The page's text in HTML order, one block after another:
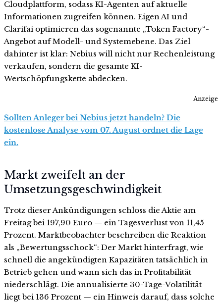
Cloudplattform, sodass KI-Agenten auf aktuelle
Informationen zugreifen können. Eigen AI und
Clarifai optimieren das sogenannte „Token Factory“-
Angebot auf Modell- und Systemebene. Das Ziel
dahinter ist klar: Nebius will nicht nur Rechenleistung
verkaufen, sondern die gesamte KI-
Wertschöpfungskette abdecken.
Anzeige
Sollten Anleger bei Nebius jetzt handeln? Die
kostenlose Analyse vom 07. August ordnet die Lage
ein.
Markt zweifelt an der
Umsetzungsgeschwindigkeit
Trotz dieser Ankündigungen schloss die Aktie am
Freitag bei 197,90 Euro — ein Tagesverlust von 11,45
Prozent. Marktbeobachter beschreiben die Reaktion
als „Bewertungsschock“: Der Markt hinterfragt, wie
schnell die angekündigten Kapazitäten tatsächlich in
Betrieb gehen und wann sich das in Profitabilität
niederschlägt. Die annualisierte 30-Tage-Volatilität
liegt bei 136 Prozent — ein Hinweis darauf, dass solche